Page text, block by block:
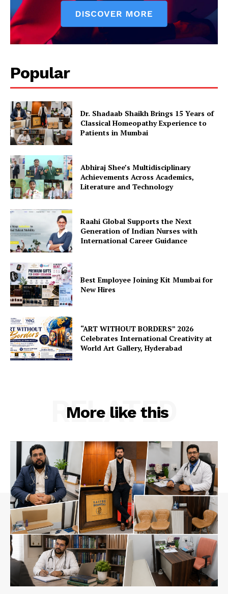
Popular
Dr. Shadaab Shaikh Brings 15 Years of
Classical Homeopathy Experience to
Patients in Mumbai
Abhiraj Shee’s Multidisciplinary
Achievements Across Academics,
Literature and Technology
Raahi Global Supports the Next
Generation of Indian Nurses with
International Career Guidance
Best Employee Joining Kit Mumbai for
New Hires
“ART WITHOUT BORDERS” 2026
Celebrates International Creativity at
World Art Gallery, Hyderabad
More like this
RELATED